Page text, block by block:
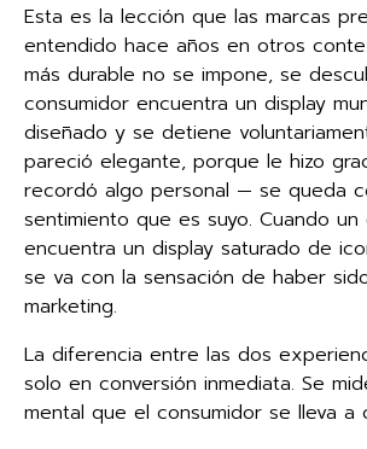
Esta es la lección que las marcas
entendido hace años en otros
más durable no se impone, se
consumidor encuentra un display
diseñado y se detiene
pareció elegante, porque le hizo
recordó algo personal — se queda
sentimiento que es suyo. Cuando un
encuentra un display saturado de
se va con la sensación de haber
marketing.
La diferencia entre las dos
solo en conversión inmediata. Se
mental que el consumidor se lleva a